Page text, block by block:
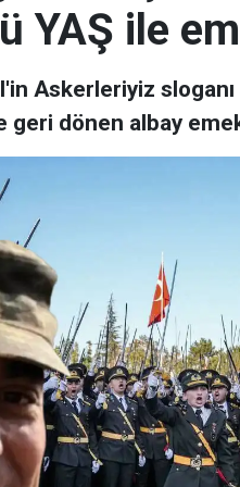
YAŞ ile
Askerleriyiz
geri dönen albay